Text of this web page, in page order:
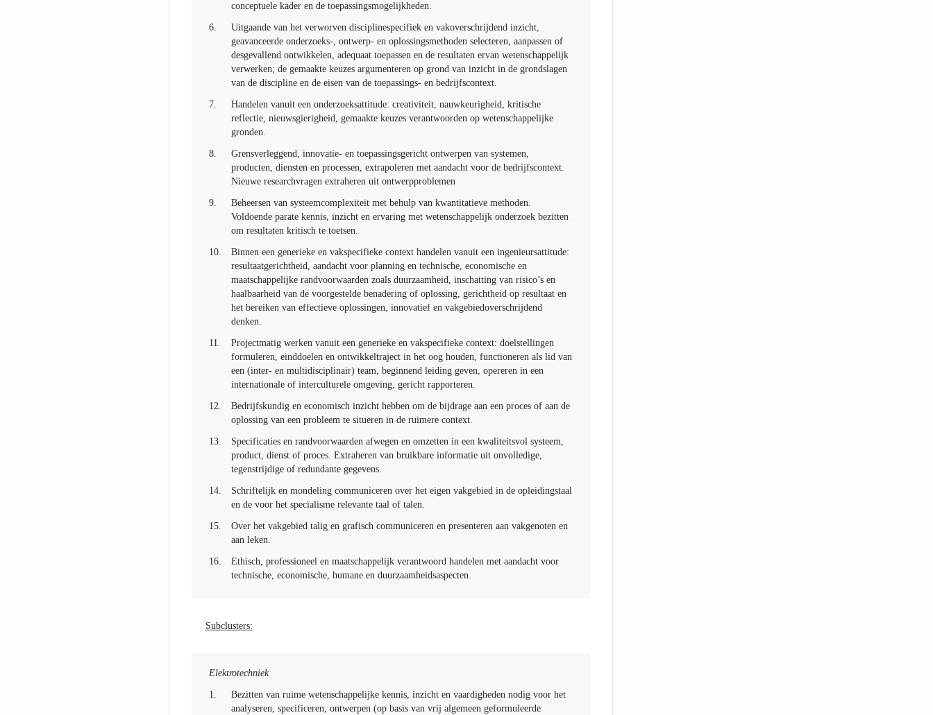
conceptuele kader en de toepassingsmogelijkheden.
6.
Uitgaande van het verworven disciplinespecifiek en vakoverschrijdend inzicht,
geavanceerde onderzoeks-, ontwerp- en oplossingsmethoden selecteren, aanpassen of
desgevallend ontwikkelen, adequaat toepassen en de resultaten ervan wetenschappelijk
verwerken; de gemaakte keuzes argumenteren op grond van inzicht in de grondslagen
van de discipline en de eisen van de toepassings- en bedrijfscontext.
7.
Handelen vanuit een onderzoeksattitude: creativiteit, nauwkeurigheid, kritische
reflectie, nieuwsgierigheid, gemaakte keuzes verantwoorden op wetenschappelijke
gronden.
8.
Grensverleggend, innovatie- en toepassingsgericht ontwerpen van systemen,
producten, diensten en processen, extrapoleren met aandacht voor de bedrijfscontext.
Nieuwe researchvragen extraheren uit ontwerpproblemen
9.
Beheersen van systeemcomplexiteit met behulp van kwantitatieve methoden.
Voldoende parate kennis, inzicht en ervaring met wetenschappelijk onderzoek bezitten
om resultaten kritisch te toetsen.
10.
Binnen een generieke en vakspecifieke context handelen vanuit een ingenieursattitude:
resultaatgerichtheid, aandacht voor planning en technische, economische en
maatschappelijke randvoorwaarden zoals duurzaamheid, inschatting van risico’s en
haalbaarheid van de voorgestelde benadering of oplossing, gerichtheid op resultaat en
het bereiken van effectieve oplossingen, innovatief en vakgebiedoverschrijdend
denken.
11.
Projectmatig werken vanuit een generieke en vakspecifieke context: doelstellingen
formuleren, einddoelen en ontwikkeltraject in het oog houden, functioneren als lid van
een (inter- en multidisciplinair) team, beginnend leiding geven, opereren in een
internationale of interculturele omgeving, gericht rapporteren.
12.
Bedrijfskundig en economisch inzicht hebben om de bijdrage aan een proces of aan de
oplossing van een probleem te situeren in de ruimere context.
13.
Specificaties en randvoorwaarden afwegen en omzetten in een kwaliteitsvol systeem,
product, dienst of proces. Extraheren van bruikbare informatie uit onvolledige,
tegenstrijdige of redundante gegevens.
14.
Schriftelijk en mondeling communiceren over het eigen vakgebied in de opleidingstaal
en de voor het specialisme relevante taal of talen.
15.
Over het vakgebied talig en grafisch communiceren en presenteren aan vakgenoten en
aan leken.
16.
Ethisch, professioneel en maatschappelijk verantwoord handelen met aandacht voor
technische, economische, humane en duurzaamheidsaspecten.
Subclusters:
Elektrotechniek
1.
Bezitten van ruime wetenschappelijke kennis, inzicht en vaardigheden nodig voor het
analyseren, specificeren, ontwerpen (op basis van vrij algemeen geformuleerde